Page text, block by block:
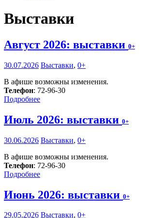
Выставки
Август 2026: выставки 0+
30.07.2026 Выставки, 0+
В афише возможны изменения.
Телефон: 72-96-30
Подробнее
Июль 2026: выставки 0+
30.06.2026 Выставки, 0+
В афише возможны изменения.
Телефон: 72-96-30
Подробнее
Июнь 2026: выставки 0+
29.05.2026 Выставки, 0+